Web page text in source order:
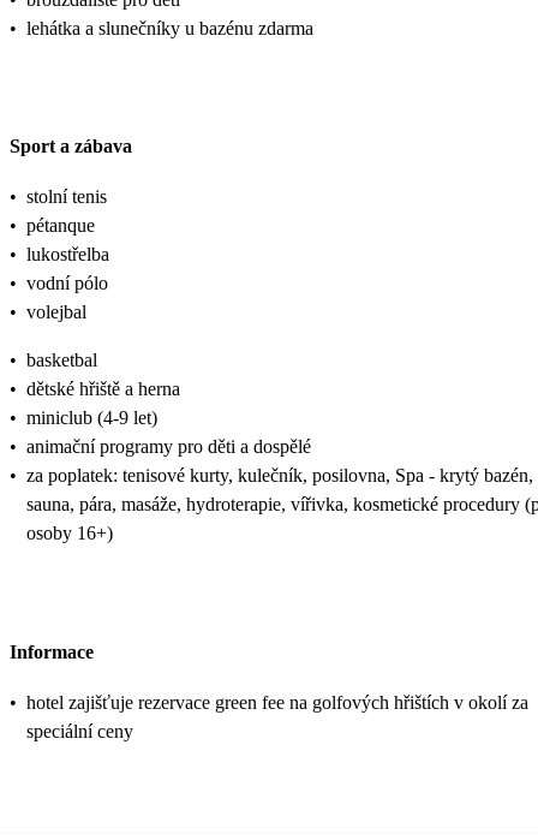
• lehátka a slunečníky u bazénu zdarma
Sport a zábava
• stolní tenis
• pétanque
• lukostřelba
• vodní pólo
• volejbal
• basketbal
• dětské hřiště a herna
• miniclub (4-9 let)
• animační programy pro děti a dospělé
• za poplatek: tenisové kurty, kulečník, posilovna, Spa - krytý bazén,
sauna, pára, masáže, hydroterapie, vířivka, kosmetické procedury
osoby 16+)
Informace
• hotel zajišťuje rezervace green fee na golfových hřištích v okolí za
speciální ceny